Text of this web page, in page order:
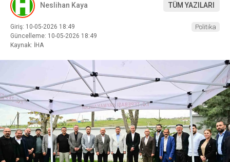
Neslihan Kaya TÜM YAZILARI
Giriş: 10-05-2026 18:49
Güncelleme: 10-05-2026 18:49
Kaynak: İHA
Politika